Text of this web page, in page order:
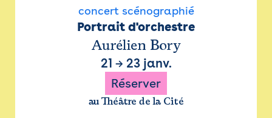
concert scénographié
Portrait d'orchestre
Aurélien Bory
21 → 23 janv.
Réserver
au Théâtre de la Cité